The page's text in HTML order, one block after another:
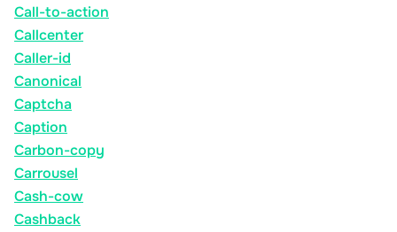
Call-to-action
Callcenter
Caller-id
Canonical
Captcha
Caption
Carbon-copy
Carrousel
Cash-cow
Cashback